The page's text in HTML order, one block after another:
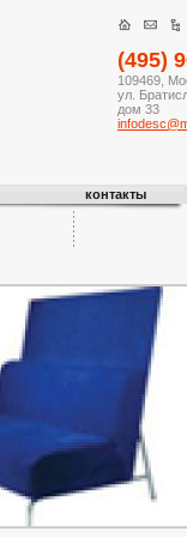
(495)
109469,
ул.
дом 33
контакты